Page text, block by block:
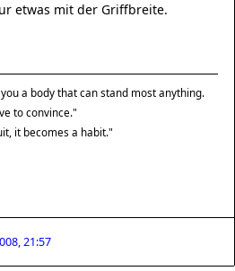
etwas mit der Griffbreite.
a body that can stand most anything.
to convince."
it becomes a habit."
21:57